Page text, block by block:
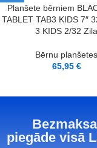
Planšete bērniem
TABLET TAB3 KIDS 7″
3 KIDS 2/32 Zila
Bērnu planšetes
65,95 €
piegāde visā